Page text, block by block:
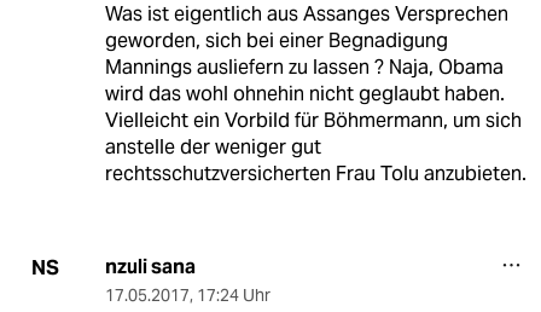
Was ist eigentlich aus Assanges Versprechen
geworden, sich bei einer Begnadigung
Mannings ausliefern zu lassen ? Naja, Obama
wird das wohl ohnehin nicht geglaubt haben.
Vielleicht ein Vorbild für Böhmermann, um sich
anstelle der weniger gut
rechtsschutzversicherten Frau Tolu anzubieten.
NS nzuli sana
17.05.2017, 17:24 Uhr